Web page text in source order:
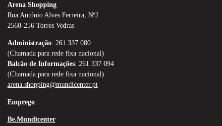
Arena Shopping
Rua António Alves Ferreira, Nº2
2560-256 Torres Vedras
Administração: 261 337 080
(Chamada para rede fixa nacional)
Balcão de Informações: 261 337 094
(Chamada para rede fixa nacional)
arena.shopping@mundicenter.pt
Emprego
Be.Mundicenter